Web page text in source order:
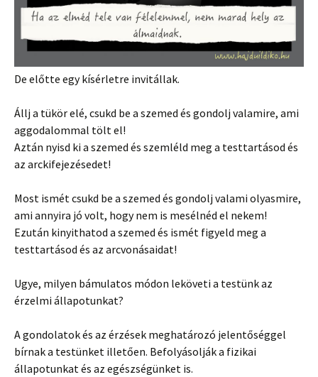
De előtte egy kísérletre invitállak.
Állj a tükör elé, csukd be a szemed és gondolj valamire, ami
aggodalommal tölt el!
Aztán nyisd ki a szemed és szemléld meg a testtartásod és
az arckifejezésedet!
Most ismét csukd be a szemed és gondolj valami olyasmire,
ami annyira jó volt, hogy nem is mesélnéd el nekem!
Ezután kinyithatod a szemed és ismét figyeld meg a
testtartásod és az arcvonásaidat!
Ugye, milyen bámulatos módon leköveti a testünk az
érzelmi állapotunkat?
A gondolatok és az érzések meghatározó jelentőséggel
bírnak a testünket illetően. Befolyásolják a fizikai
állapotunkat és az egészségünket is.